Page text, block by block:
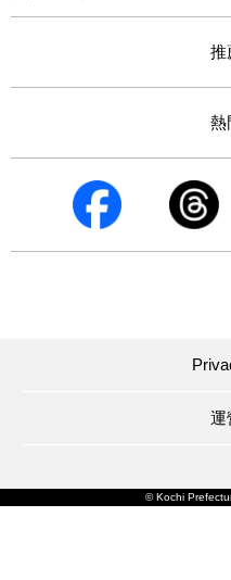
推
熱
運
© Kochi